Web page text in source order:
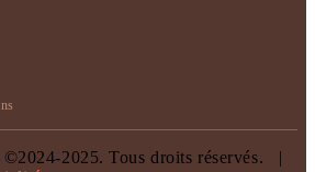
©2024-2025. Tous droits réservés. |